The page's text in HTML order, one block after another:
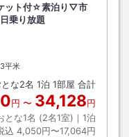
ケット付☆素泊り▽市
乗り放題
平米
な2名 1泊 1部屋 合計
円 〜 34,128円
とな1名 (2名1室)｜ 1泊
込 4,050円〜17,064円